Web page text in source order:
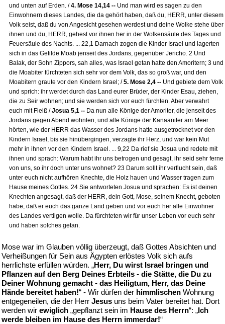
und unten auf Erden. /4. Mose 14,14 -- Und man wird es sagen zu den
Einwohnern dieses Landes, die da gehört haben, daß du, HERR, unter diesem
Volk seist, daß du von Angesicht gesehen werdest und deine Wolke stehe über
ihnen und du, HERR, gehest vor ihnen her in der Wolkensäule des Tages und
Feuersäule des Nachts. ... 22,1 Darnach zogen die Kinder Israel und lagerten
sich in das Gefilde Moab jenseit des Jordans, gegenüber Jericho. 2 Und
Balak, der Sohn Zippors, sah alles, was Israel getan hatte den Amoritern; 3 und
die Moabiter fürchteten sich sehr vor dem Volk, das so groß war, und den
Moabitern graute vor den Kindern Israel; /5. Mose 2,4 -- Und gebiete dem Volk
und sprich: ihr werdet durch das Land eurer Brüder, der Kinder Esau, ziehen,
die zu Seir wohnen; und sie werden sich vor euch fürchten. Aber verwahrt
euch mit Fleiß /Josua 5,1 -- Da nun alle Könige der Amoriter, die jenseit des
Jordans gegen Abend wohnten, und alle Könige der Kanaaniter am Meer
hörten, wie der HERR das Wasser des Jordans hatte ausgetrocknet vor den
Kindern Israel, bis sie hinübergingen, verzagte ihr Herz, und war kein Mut
mehr in ihnen vor den Kindern Israel. ... 9,22 Da rief sie Josua und redete mit
ihnen und sprach: Warum habt ihr uns betrogen und gesagt, ihr seid sehr ferne
von uns, so ihr doch unter uns wohnet? 23 Darum sollt ihr verflucht sein, daß
unter euch nicht aufhören Knechte, die Holz hauen und Wasser tragen zum
Hause meines Gottes. 24 Sie antworteten Josua und sprachen: Es ist deinen
Knechten angesagt, daß der HERR, dein Gott, Mose, seinem Knecht, geboten
habe, daß er euch das ganze Land geben und vor euch her alle Einwohner
des Landes vertilgen wolle. Da fürchteten wir für unser Leben vor euch sehr
und haben solches getan.
Mose war im Glauben völlig überzeugt, daß Gottes Absichten und
Verheißungen für Sein aus Ägypten erlöstes Volk sich aufs
herrlichste erfüllen würden. „Herr, Du wirst Israel bringen und
Pflanzen auf den Berg Deines Erbteils - die Stätte, die Du zu
Deiner Wohnung gemacht - das Heiligtum, Herr, das Deine
Hände bereitet haben!“ - Wir dürfen der himmlischen Wohnung
entgegeneilen, die der Herr Jesus uns beim Vater bereitet hat. Dort
werden wir ewiglich „gepflanzt sein im Hause des Herrn“: „Ich
werde bleiben im Hause des Herrn immerdar!“